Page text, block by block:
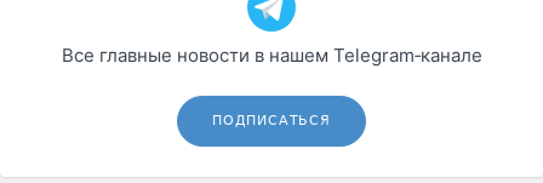
Все главные новости в нашем Telegram‑канале
ПОДПИСАТЬСЯ